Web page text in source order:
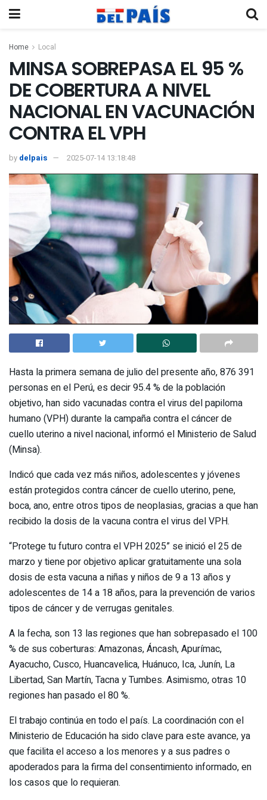
Home Local
MINSA SOBREPASA EL 95 %
DE COBERTURA A NIVEL
NACIONAL EN VACUNACIÓN
CONTRA EL VPH
by delpais 2025-07-14 13:18:48
Hasta la primera semana de julio del presente año, 876 391
personas en el Perú, es decir 95.4 % de la población
objetivo, han sido vacunadas contra el virus del papiloma
humano (VPH) durante la campaña contra el cáncer de
cuello uterino a nivel nacional, informó el Ministerio de Salud
(Minsa).
Indicó que cada vez más niños, adolescentes y jóvenes
están protegidos contra cáncer de cuello uterino, pene,
boca, ano, entre otros tipos de neoplasias, gracias a que han
recibido la dosis de la vacuna contra el virus del VPH.
“Protege tu futuro contra el VPH 2025” se inició el 25 de
marzo y tiene por objetivo aplicar gratuitamente una sola
dosis de esta vacuna a niñas y niños de 9 a 13 años y
adolescentes de 14 a 18 años, para la prevención de varios
tipos de cáncer y de verrugas genitales.
A la fecha, son 13 las regiones que han sobrepasado el 100
% de sus coberturas: Amazonas, Áncash, Apurímac,
Ayacucho, Cusco, Huancavelica, Huánuco, Ica, Junín, La
Libertad, San Martín, Tacna y Tumbes. Asimismo, otras 10
regiones han pasado el 80 %.
El trabajo continúa en todo el país. La coordinación con el
Ministerio de Educación ha sido clave para este avance, ya
que facilita el acceso a los menores y a sus padres o
apoderados para la firma del consentimiento informado, en
los casos que lo requieran.